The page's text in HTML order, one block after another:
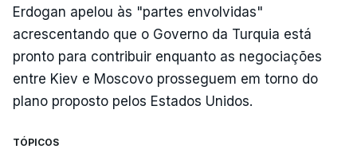
Erdogan apelou às "partes envolvidas"
acrescentando que o Governo da Turquia está
pronto para contribuir enquanto as negociações
entre Kiev e Moscovo prosseguem em torno do
plano proposto pelos Estados Unidos.
TÓPICOS